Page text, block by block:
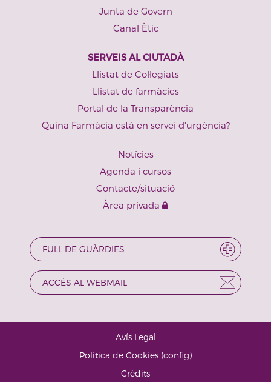
Junta de Govern
Canal Ètic
SERVEIS AL CIUTADÀ
Llistat de Col·legiats
Llistat de farmàcies
Portal de la Transparència
Quina Farmàcia està en servei d'urgència?
Notícies
Agenda i cursos
Contacte/situació
Àrea privada
FULL DE GUÀRDIES
ACCÉS AL WEBMAIL
Avís Legal
Política de Cookies (config)
Crèdits